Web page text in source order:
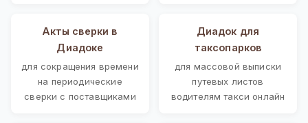
Акты сверки в
Диадоке
для сокращения времени
на периодические
сверки с поставщиками
Диадок для
таксопарков
для массовой выписки
путевых листов
водителям такси онлайн